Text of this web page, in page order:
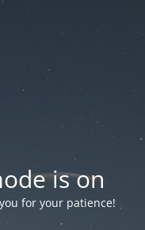
is on
for your patience!